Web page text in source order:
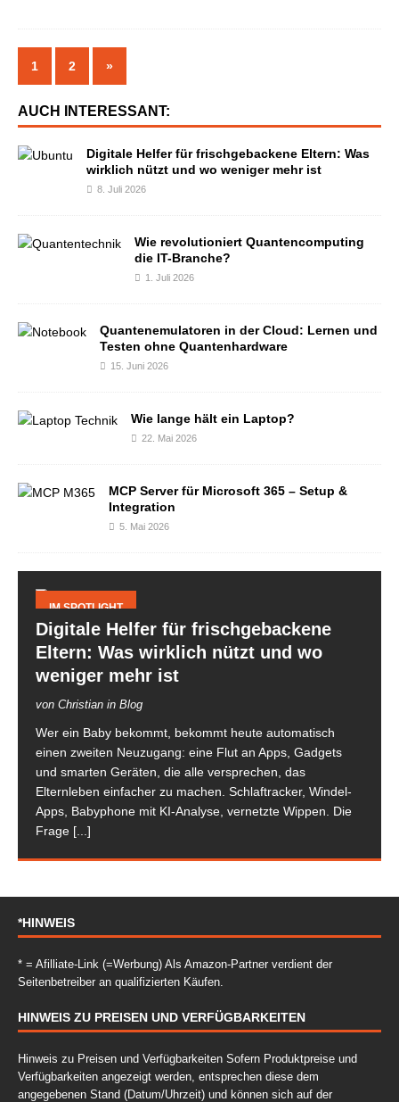
1 2 »
AUCH INTERESSANT:
Digitale Helfer für frischgebackene Eltern: Was
wirklich nützt und wo weniger mehr ist
8. Juli 2026
Wie revolutioniert Quantencomputing
die IT-Branche?
1. Juli 2026
Quantenemulatoren in der Cloud: Lernen und
Testen ohne Quantenhardware
15. Juni 2026
Wie lange hält ein Laptop?
22. Mai 2026
MCP Server für Microsoft 365 – Setup &
Integration
5. Mai 2026
IM SPOTLIGHT
Digitale Helfer für frischgebackene
Eltern: Was wirklich nützt und wo
weniger mehr ist
von Christian in Blog
Wer ein Baby bekommt, bekommt heute automatisch
einen zweiten Neuzugang: eine Flut an Apps, Gadgets
und smarten Geräten, die alle versprechen, das
Elternleben einfacher zu machen. Schlaftracker, Windel-
Apps, Babyphone mit KI-Analyse, vernetzte Wippen. Die
Frage [...]
*HINWEIS
* = Afilliate-Link (=Werbung) Als Amazon-Partner verdient der
Seitenbetreiber an qualifizierten Käufen.
HINWEIS ZU PREISEN UND VERFÜGBARKEITEN
Hinweis zu Preisen und Verfügbarkeiten Sofern Produktpreise und
Verfügbarkeiten angezeigt werden, entsprechen diese dem
angegebenen Stand (Datum/Uhrzeit) und können sich auf der